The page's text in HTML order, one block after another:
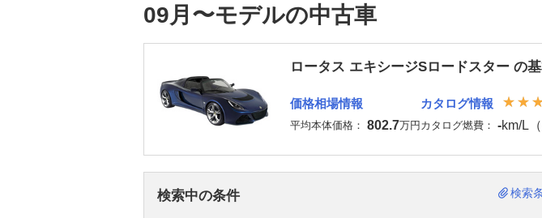
09月〜モデルの中古車
ロータス エキシージSロードスター の
価格相場情報
平均本体価格： 802.7万円
カタログ情報
カタログ燃費： -km/L
検索中の条件
検索